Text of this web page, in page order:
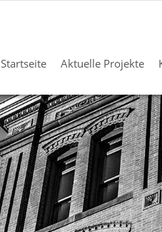
Startseite Aktuelle Projekte